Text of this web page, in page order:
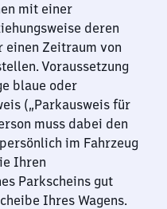
mit einer
deren
einen Zeitraum von
Voraussetzung
blaue oder
(„Parkausweis für
muss dabei den
im Fahrzeug
Ihren
Parkscheins gut
Ihres Wagens.